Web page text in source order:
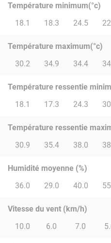
Température minimum(°c)
18.1
18.3 24.5
Température maximum(°c)
30.2
34.9 34.4
Température ressentie
18.1
17.3 24.3
Température ressentie
30.9
35.4 38.0
Humidité moyenne (%)
36.0
29.0 40.0
Vitesse du vent (km/h)
10.0
6.0 7.0